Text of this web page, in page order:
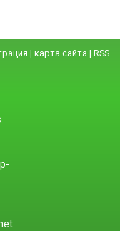
| карта сайта | RSS